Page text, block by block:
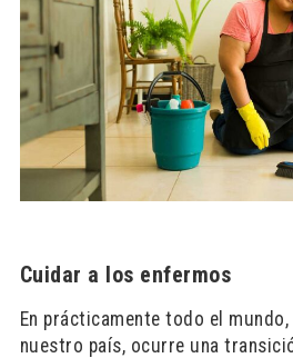
Cuidar a los enfermos
En prácticamente todo el
nuestro país, ocurre una